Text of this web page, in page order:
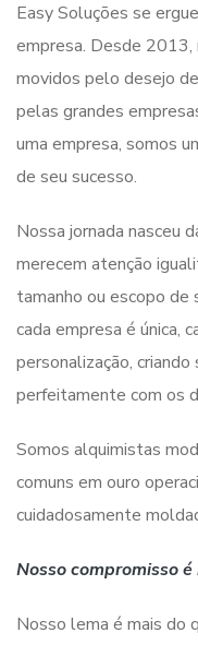
Easy Soluções se
empresa. Desde 2013,
movidos pelo desejo
pelas grandes
uma empresa, somos
de seu sucesso.
Nossa jornada nasceu
merecem atenção
tamanho ou escopo de
cada empresa é única,
personalização,
perfeitamente com os
Somos alquimistas
comuns em ouro
cuidadosamente
Nosso compromisso
Nosso lema é mais do